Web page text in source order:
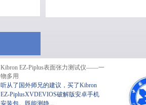
Kibron EZ-Piplus表面张力测试仪——一
物多用
听从了国外师兄的建议，买了Kibron
EZ-PiplusXVDEVIOS破解版安卓手机
安装包。既能测静...